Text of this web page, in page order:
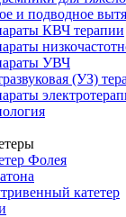
и подводное
КВЧ терапии
УВЧ
(УЗ)
Фолея
катетер